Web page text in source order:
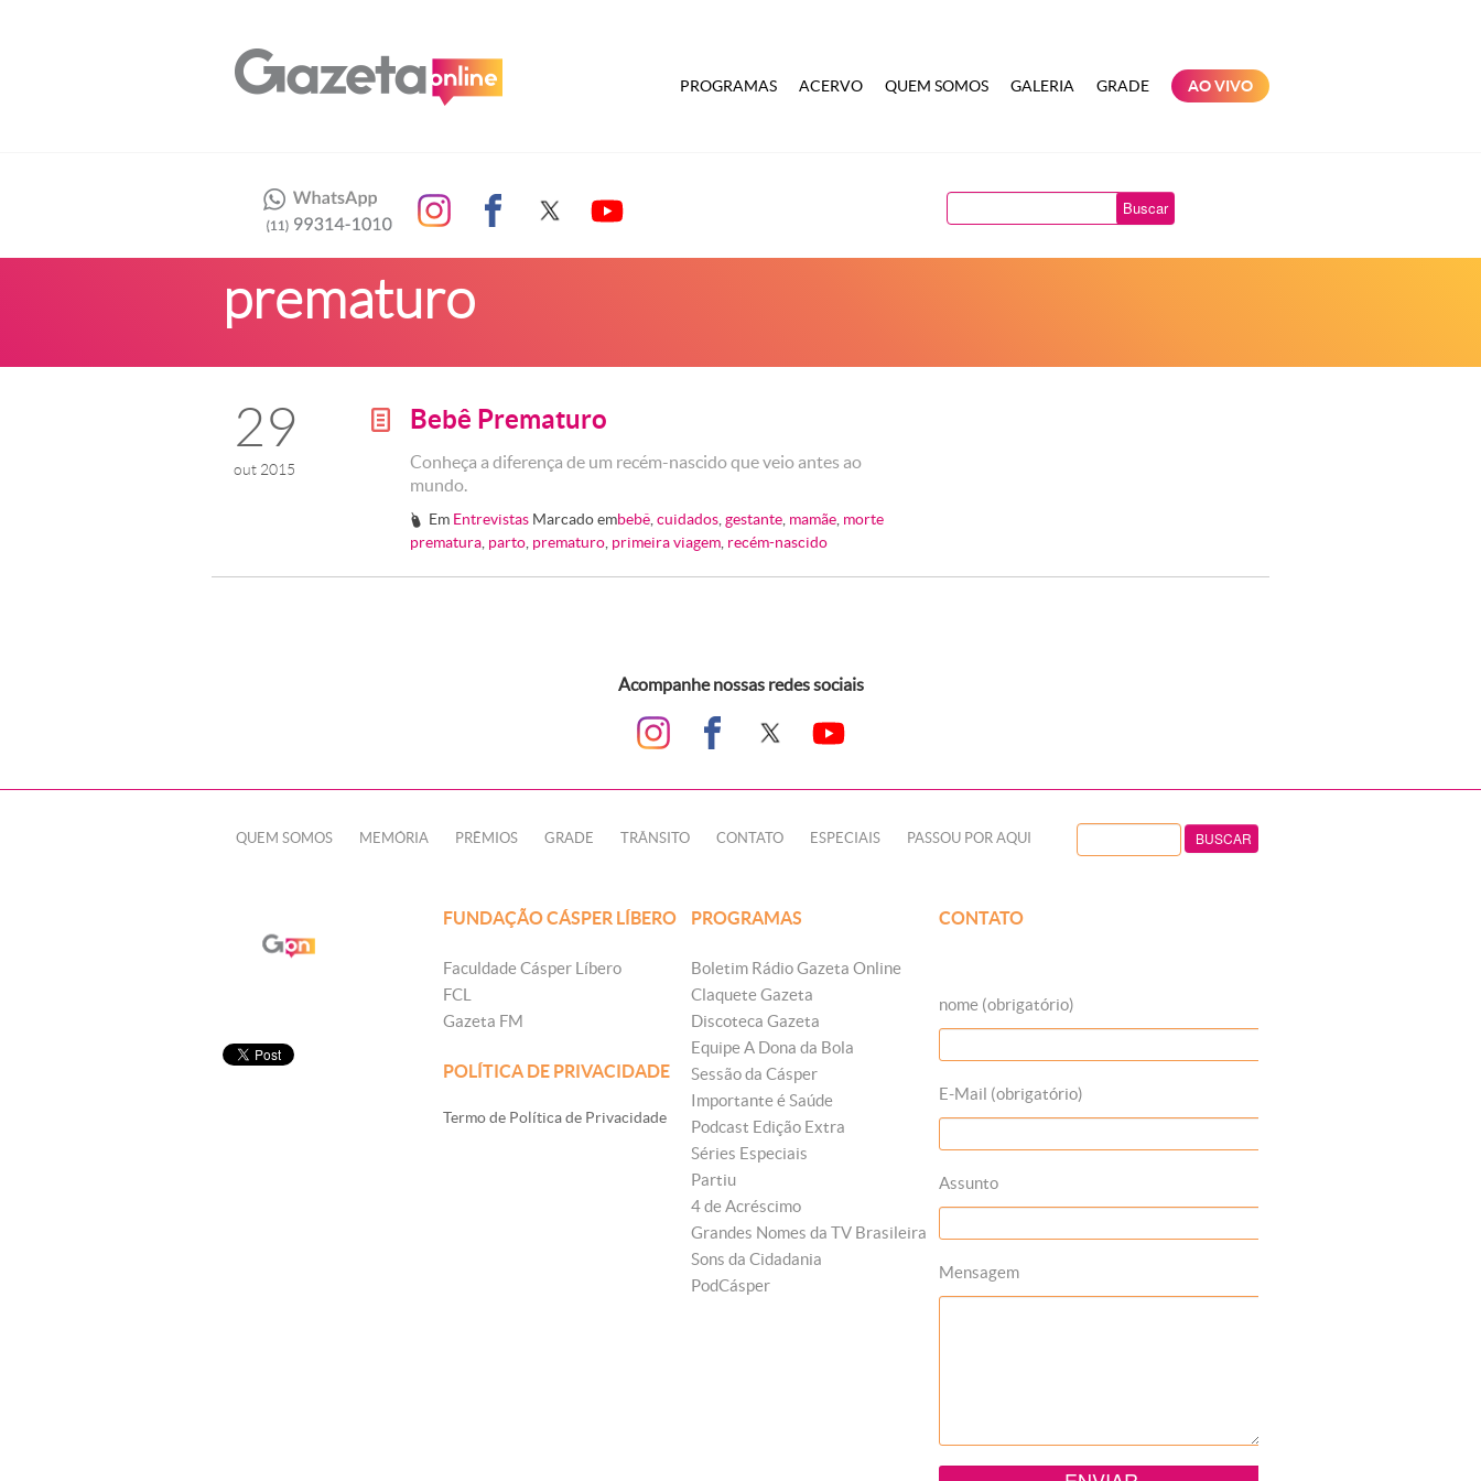
PROGRAMAS ACERVO QUEM SOMOS GALERIA GRADE AO VIVO
Buscar
prematuro
29
out 2015
g Bebê Prematuro
Conheça a diferença de um recém-nascido que veio antes ao
mundo.
# Em Entrevistas Marcado embebê ,cuidados ,gestante mamãe morte
prematura parto prematuro primeira viagem recém-nascido
Acompanhe nossas redes sociais
QUEM SOMOS MEMÓRIA PRÊMIOS GRADE TRÂNSITO CONTATO ESPECIAIS PASSOU POR AQUI
FUNDAÇÃO CÁSPER LÍBERO
Faculdade Cásper Líbero
FCL
Gazeta FM
POLÍTICA DE PRIVACIDADE
Termo de Política de Privacidade
PROGRAMAS
Boletim Rádio Gazeta Online
Claquete Gazeta
Discoteca Gazeta
Equipe A Dona da Bola
Sessão da Cásper
Importante é Saúde
Podcast Edição Extra
Séries Especiais
Partiu
4 de Acréscimo
Grandes Nomes da TV Brasileira
Sons da Cidadania
PodCásper
CONTATO
nome (obrigatório)
E-Mail (obrigatório)
Assunto
Mensagem